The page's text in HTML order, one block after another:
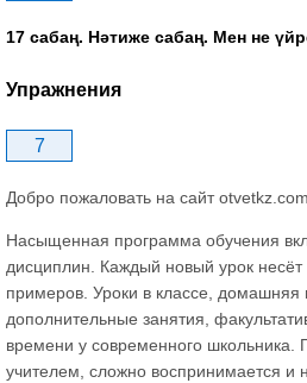
17 сабаң. Нәтиже сабаң. Мен не
Упражнения
7
Добро пожаловать на сайт
Насыщенная программа обучения
дисциплин. Каждый новый урок
примеров. Уроки в классе, домашняя
дополнительные занятия,
времени у современного
учителем, сложно воспринимается и